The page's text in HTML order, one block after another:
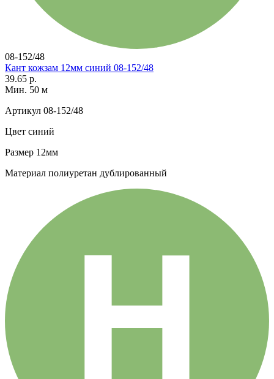
08-152/48
Кант кожзам 12мм синий 08-152/48
39.65 р.
Мин. 50 м
Артикул 08-152/48
Цвет синий
Размер 12мм
Материал полиуретан дублированный